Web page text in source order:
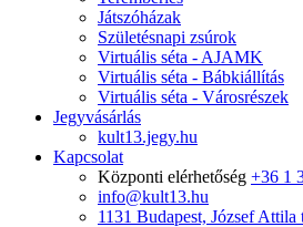
Játszóházak
Születésnapi zsúrok
Virtuális séta - AJAMK
Virtuális séta - Bábkiállítás
Virtuális séta - Városrészek
Jegyvásárlás
kult13.jegy.hu
Kapcsolat
Központi elérhetőség +36 1
info@kult13.hu
1131 Budapest, József Attila